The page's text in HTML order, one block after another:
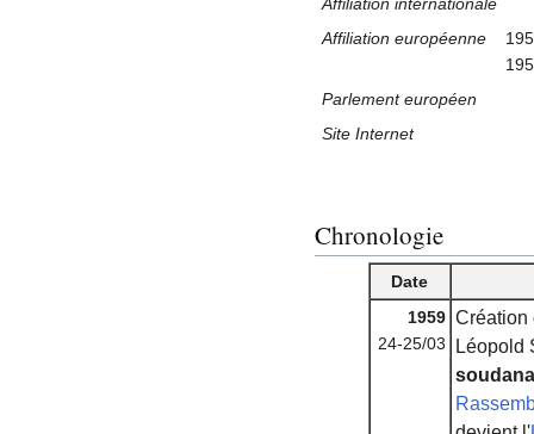
Affiliation européenne
Parlement européen
Site Internet
Chronologie
Date
1959
24-25/03
Léopold